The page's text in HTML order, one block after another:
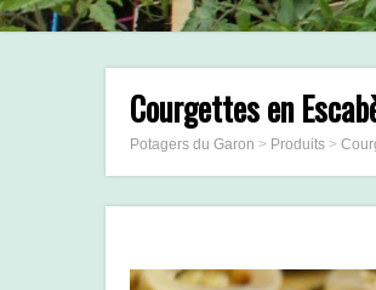
Courgettes en
Potagers du Garon > Produits >